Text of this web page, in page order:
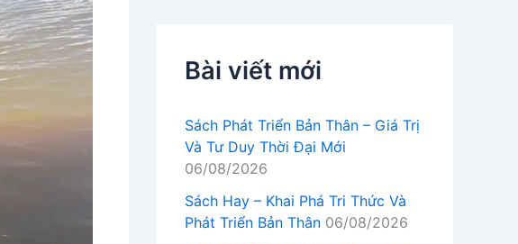
Bài viết mới
Sách Phát Triển Bản Thân – Giá Trị
Và Tư Duy Thời Đại Mới
06/08/2026
Sách Hay – Khai Phá Tri Thức Và
Phát Triển Bản Thân 06/08/2026